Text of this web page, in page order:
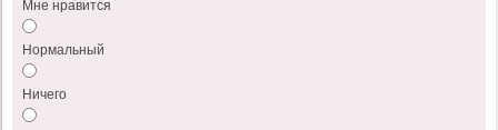
Мне нравится
Нормальный
Ничего